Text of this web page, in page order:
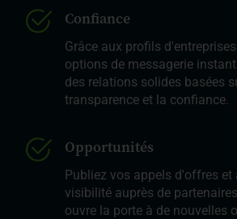
Confiance
Grâce aux profils
options de messagerie
des relations solides basées
transparence et la confiance.
Opportunités
Publiez vos appels d'offres et
visibilité auprès de
ouvre la porte à de nouvelles